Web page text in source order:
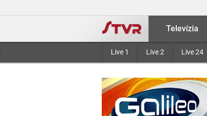
Televízia
Live 1 Live 2 Live 24